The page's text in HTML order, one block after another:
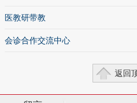
医教研带教
会诊合作交流中心
返回